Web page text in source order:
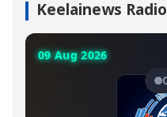
Keelainews Radio